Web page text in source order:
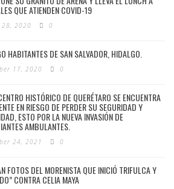
QUE ATIENDEN COVID-19
28, 2020 0
HABITANTES DE SAN SALVADOR, HIDALGO.
17, 2020 0
HISTÓRICO DE QUERÉTARO SE ENCUENTRA
EN RIESGO DE PERDER SU SEGURIDAD Y
ESTO POR LA NUEVA INVASIÓN DE
AMBULANTES.
24, 2021 0
FOTOS DEL MORENISTA QUE INICIÓ TRIFULCA Y
CONTRA CELIA MAYA